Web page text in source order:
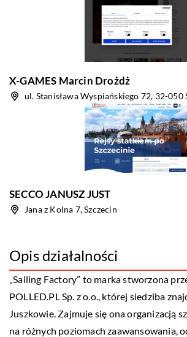
X-GAMES Marcin Drożdż
ul. Stanisława Wyspiańskiego 72, 32-050
SECCO JANUSZ JUST
Jana z Kolna 7, Szczecin
Opis działalności
„Sailing Factory” to marka stworzona
POLLED.PL Sp. z o.o., której siedziba
Juszkowie. Zajmuje się ona organizacją
na różnych poziomach zaawansowania,